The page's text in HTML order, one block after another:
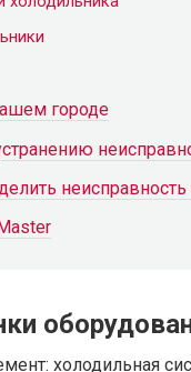
городе
холодильная